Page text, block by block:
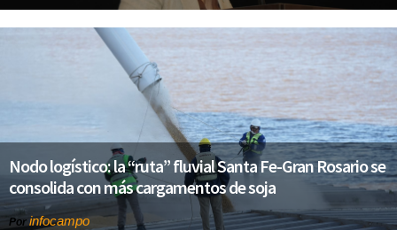
Nodo logístico: la “ruta” fluvial Santa Fe-Gran Rosario se
consolida con más cargamentos de soja
Por infocampo